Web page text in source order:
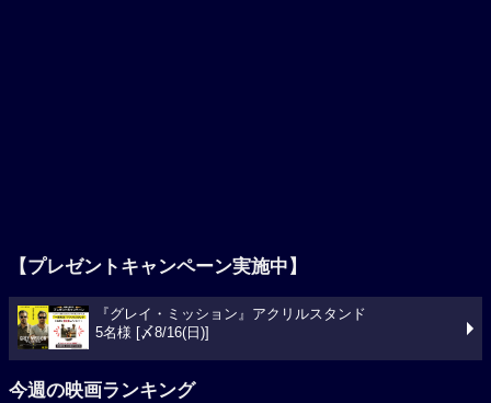
【プレゼントキャンペーン実施中】
『グレイ・ミッション』アクリルスタンド
5名様 [〆8/16(日)]
今週の映画ランキング